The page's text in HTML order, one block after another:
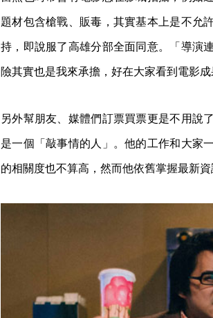
題材包含槍戰、販毒，其實基本上是不允
持，即說服了高雄分部全面同意。「導演
險其實也是我來承擔，好在大家看到電影成
另外幫朋友、媒體們訂票買票更是不用說
是一個「敲事情的人」。他的工作和大家
的相關度也不算高，然而他依舊掌握最新